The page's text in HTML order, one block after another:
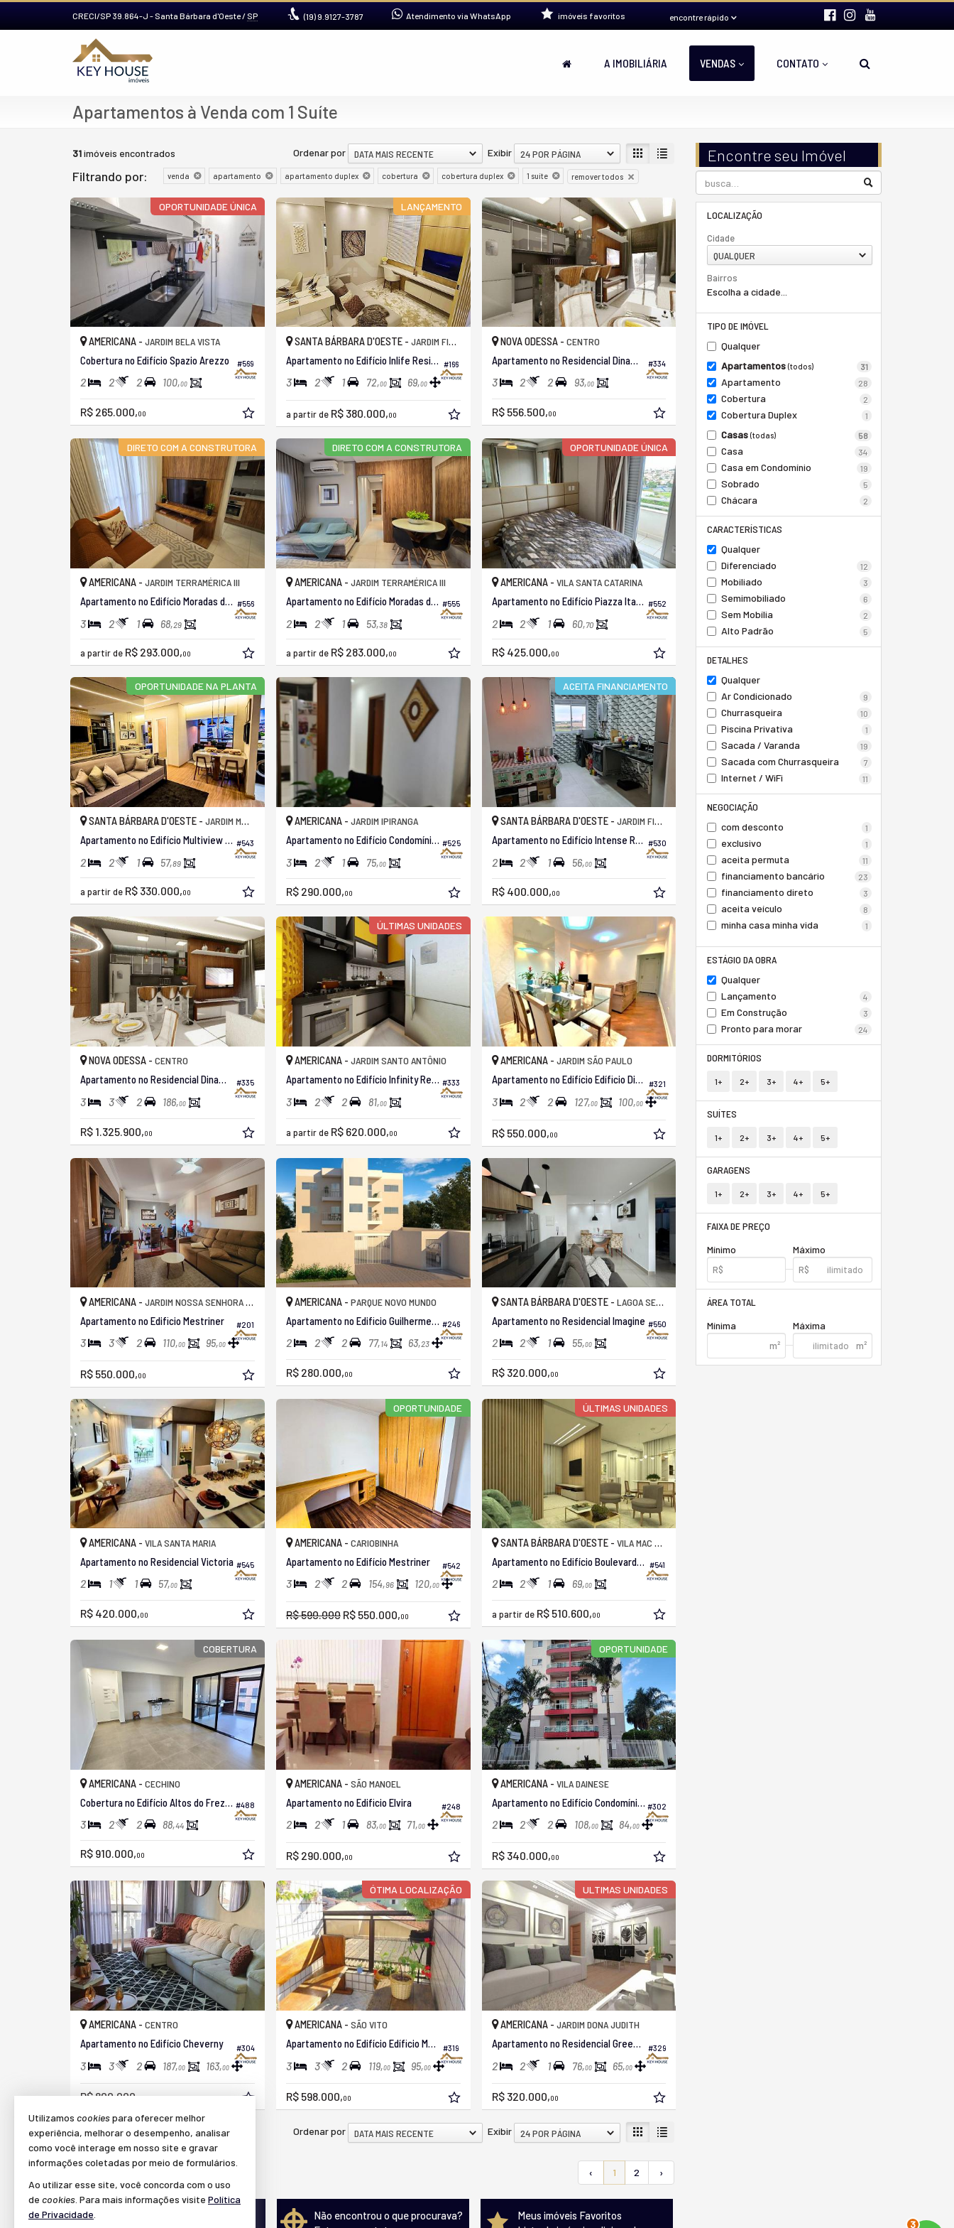
CRECI/SP 39.864-J - Santa Bárbara d'Oeste / SP (19)9.9127-3787 Atendimento via WhatsApp encontre rápido
imóveis favoritos
A IMOBILIÁRIA VENDAS CONTATO
Apartamentos à Venda com 1 Suíte
Encontre seu Imóvel
LOCALIZAÇÃO
Cidade
QUALQUER
Bairros
Escolha a cidade...
TIPO DE IMÓVEL
Qualquer
Apartamentos (todos) 31
Apartamento 28
Cobertura 2
Cobertura Duplex 1
Casas (todas) 58
Casa 34
Casa em Condomínio 19
Sobrado 5
Chácara 2
CARACTERÍSTICAS
Qualquer
Diferenciado
12
Mobiliado 3
Semimobiliado 6
Sem Mobília 2
Alto Padrão 5
DETALHES
Qualquer
Ar Condicionado
9
Churrasqueira 10
Piscina Privativa 1
Sacada / Varanda 19
Sacada com Churrasqueira 7
Internet / WiFi 11
NEGOCIAÇÃO
com desconto
1
exclusivo 1
aceita permuta 11
financiamento bancário 23
financiamento direto 3
aceita veículo 8
minha casa minha vida 1
ESTÁGIO DA OBRA
Qualquer
Lançamento
4
Em Construção 3
Pronto para morar 24
DORMITÓRIOS
1+ 2+ 3+ 4+ 5+
SUÍTES
1+ 2+ 3+ 4+ 5+
GARAGENS
1+ 2+ 3+ 4+ 5+
FAIXA DE PREÇO
Mínimo
Máximo
ÁREA TOTAL
Mínima
Máxima
31imóveis encontrados Exibir 24 POR PÁGINA
Ordenar por DATA MAIS RECENTE
Filtrando por: venda apartamento apartamento duplex cobertura cobertura duplex 1 suíte remover todos
OPORTUNIDADE ÚNICA
#569
AMERICANA - JARDIM BELA VISTA
Cobertura no Edifício Spazio Arezzo
2 2 2 100,00
R$ 265.000,00
LANÇAMENTO
#166
SANTA BÁRBARA D'OESTE - JARDIM FIRENZE
Apartamento no Edifício Inlife Residence
3 2 1 72,00 69,00
a partir de R$ 380.000,00
#334
NOVA ODESSA - CENTRO
Apartamento no Residencial Dinamarca
3 2 2 93,00
R$ 556.500,00
DIRETO COM A CONSTRUTORA
#556
AMERICANA - JARDIM TERRAMÉRICA III
Apartamento no Edifício Moradas do Porto
3 2 1 68,29
a partir de R$ 293.000,00
DIRETO COM A CONSTRUTORA
#555
AMERICANA - JARDIM TERRAMÉRICA III
Apartamento no Edifício Moradas do Porto
2 2 1 53,38
a partir de R$ 283.000,00
OPORTUNIDADE ÚNICA
#552
AMERICANA - VILA SANTA CATARINA
Apartamento no Edifício Piazza Italia Residence
2 2 1 60,70
R$ 425.000,00
OPORTUNIDADE NA PLANTA
#543
SANTA BÁRBARA D'OESTE - JARDIM MOLLON
Apartamento no Edifício Multiview Residence
2 2 1 57,89
a partir de R$ 330.000,00
#525
AMERICANA - JARDIM IPIRANGA
Apartamento no Edifício Condomínio Paraíso
3 2 1 75,00
R$ 290.000,00
ACEITA FINANCIAMENTO
#530
SANTA BÁRBARA D'OESTE - JARDIM FIRENZE
Apartamento no Edifício Intense Residence
2 2 1 56,00
R$ 400.000,00
#335
NOVA ODESSA - CENTRO
Apartamento no Residencial Dinamarca
3 3 2 186,00
R$ 1.325.900,00
ÚLTIMAS UNIDADES
#333
AMERICANA - JARDIM SANTO ANTÔNIO
Apartamento no Edifício Infinity Residence
3 2 2 81,00
a partir de R$ 620.000,00
#321
AMERICANA - JARDIM SÃO PAULO
Apartamento no Edifício Edíficio Dinamarca
3 2 2 127,00 100,00
R$ 550.000,00
#201
AMERICANA - JARDIM NOSSA SENHORA DO CARMO
Apartamento no Edificio Mestriner
3 3 2 110,00 95,00
R$ 550.000,00
#246
AMERICANA - PARQUE NOVO MUNDO
2 2 2 77,14 63,23
R$ 280.000,00
#550
SANTA BÁRBARA D'OESTE - LAGOA SECA
Apartamento no Residencial Imagine
2 2 1 55,00
R$ 320.000,00
#545
AMERICANA - VILA SANTA MARIA
Apartamento no Residencial Victoria
2 1 1 57,00
R$ 420.000,00
OPORTUNIDADE
#542
AMERICANA - CARIOBINHA
Apartamento no Edifício Mestriner
3 2 2 154,96 120,00
R$ 590.000 R$ 550.000,00
ÚLTIMAS UNIDADES
#541
SANTA BÁRBARA D'OESTE - VILA MAC KNIGHT
Apartamento no Edifício Boulevard de Rosé
2 2 1 69,00
a partir de R$ 510.600,00
COBERTURA
#488
AMERICANA - CECHINO
Cobertura no Edifício Altos do Frezzarin
3 2 2 88,44
R$ 910.000,00
#248
AMERICANA - SÃO MANOEL
Apartamento no Edificio Elvira
2 2 1 83,00 71,00
R$ 290.000,00
OPORTUNIDADE
#302
AMERICANA - VILA DAINESE
Apartamento no Edifício Condomínio Itália
2 2 2 108,00 84,00
R$ 340.000,00
#304
AMERICANA - CENTRO
Apartamento no Edifício Cheverny
3 3 2 187,00 163,00
R$ 800.000,
ÓTIMA LOCALIZAÇÃO
#319
AMERICANA - SÃO VITO
Apartamento no Edifício Edíficio Mestriner
3 3 2 119,00 95,00
R$ 598.000,00
ULTIMAS UNIDADES
#329
AMERICANA - JARDIM DONA JUDITH
Apartamento no Residencial Green Park
2 2 1 76,00 65,00
R$ 320.000,00
31 imóveis encontrados Exibir 24 POR PÁGINA
Ordenar por DATA MAIS RECENTE
‹ 1 2 ›
Não encontrou o que procurava?
Meus imóveis Favoritos
3
Utilizamos cookiespara oferecer melhor
experiência, melhorar o desempenho, analisar
como você interage em nosso site e gravar
informações coletadas por meio de formulários.
Ao utilizar esse site, você concorda com o uso
de cookies . Para mais informações visite Política
de Privacidade